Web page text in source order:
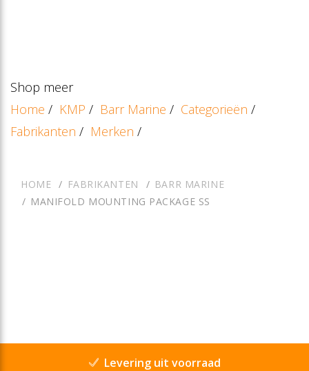
Shop meer
Home / KMP / Barr Marine / Categorieën /
Fabrikanten / Merken /
HOME FABRIKANTEN
BARR MARINE
MANIFOLD MOUNTING PACKAGE SS
Levering uit voorraad